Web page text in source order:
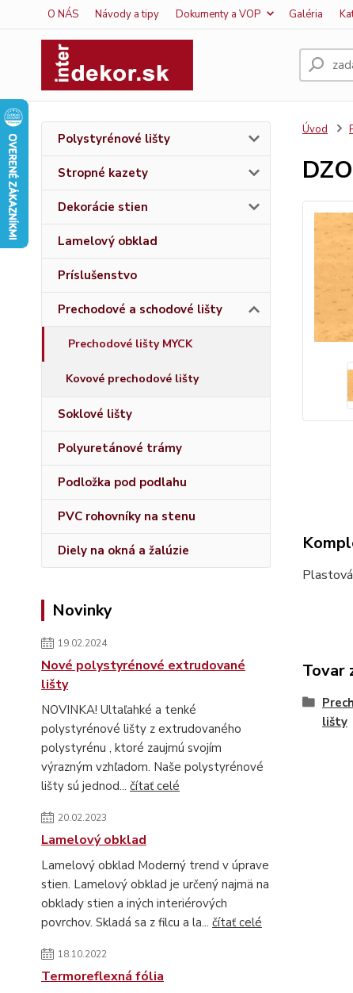
O NÁS Návody a tipy Dokumenty a VOP Galéria
Polystyrénové lišty
Stropné kazety
Dekorácie stien
Lamelový obklad
Príslušenstvo
Prechodové a schodové lišty
Prechodové lišty MYCK
Kovové prechodové lišty
Soklové lišty
Polyuretánové trámy
Podložka pod podlahu
PVC rohovníky na stenu
Diely na okná a žalúzie
Novinky
19.02.2024
Nové polystyrénové extrudované
lišty
NOVINKA! Ultaľahké a tenké
polystyrénové lišty z extrudovaného
polystyrénu , ktoré zaujmú svojím
výrazným vzhľadom. Naše polystyrénové
lišty sú jednod... čítať celé
20.02.2023
Lamelový obklad
Lamelový obklad Moderný trend v úprave
stien. Lamelový obklad je určený najmä na
obklady stien a iných interiérových
povrchov. Skladá sa z filcu a la... čítať celé
18.10.2022
Termoreflexná fólia
Úvod
Tovar
lišty